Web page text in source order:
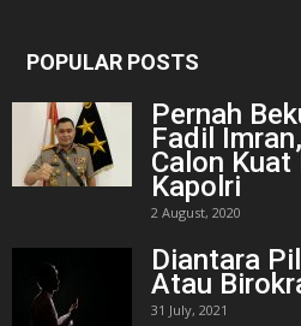
POPULAR POSTS
Pernah
Fadil
Calon
Kapolri
2 August, 2020
Diantara
Atau
31 July, 2021